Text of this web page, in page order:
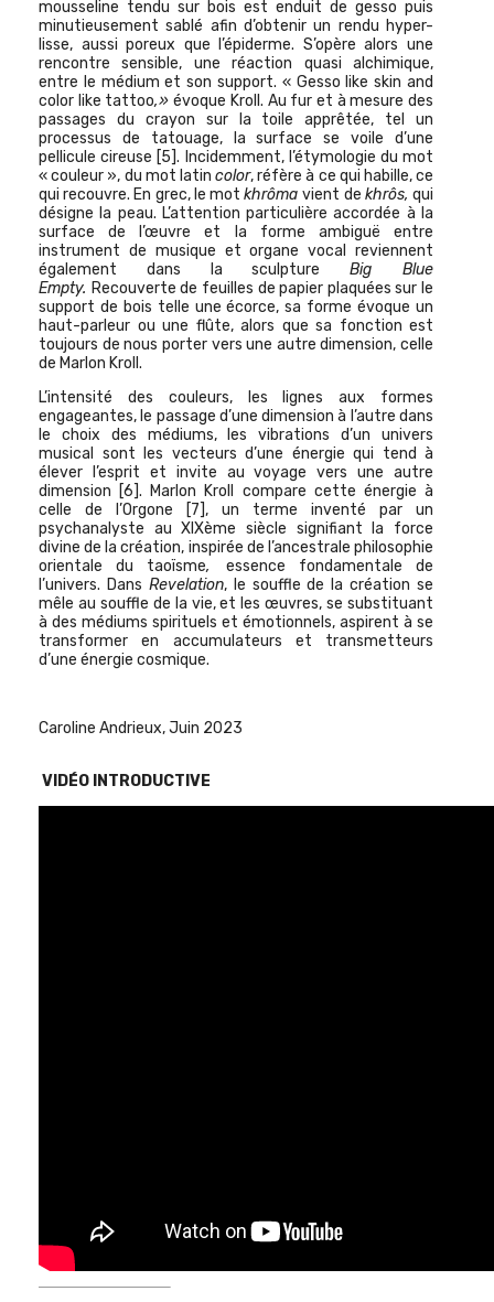
mousseline tendu sur bois est enduit de gesso puis
minutieusement sablé afin d’obtenir un rendu hyper-
lisse, aussi poreux que l’épiderme. S’opère alors une
rencontre sensible, une réaction quasi alchimique,
entre le médium et son support. « Gesso like skin and
color like tattoo,» évoque Kroll. Au fur et à mesure des
passages du crayon sur la toile apprêtée, tel un
processus de tatouage, la surface se voile d’une
pellicule cireuse [5]. Incidemment, l’étymologie du mot
« couleur », du mot latin color, réfère à ce qui habille, ce
qui recouvre. En grec, le motkhrômavient de khrôs, qui
désigne la peau. L’attention particulière accordée à la
surface de l’œuvre et la forme ambiguë entre
instrument de musique et organe vocal reviennent
également dans la sculptureBig Blue
Empty. Recouverte de feuilles de papier plaquées sur le
support de bois telle une écorce, sa forme évoque un
haut-parleur ou une flûte, alors que sa fonction est
toujours de nous porter vers une autre dimension, celle
de Marlon Kroll.
L’intensité des couleurs, les lignes aux formes
engageantes, le passage d’une dimension à l’autre dans
le choix des médiums, les vibrations d’un univers
musical sont les vecteurs d’une énergie qui tend à
élever l’esprit et invite au voyage vers une autre
dimension [6]. Marlon Kroll compare cette énergie à
celle de l’Orgone
[7], un terme inventé par un
psychanalyste au XIXème siècle signifiant la force
divine de la création, inspirée de l’ancestrale philosophie
orientale du taoïsme, essence fondamentale de
l’univers. Dans Revelation, le souffle de la création se
mêle au souffle de la vie, et les œuvres, se substituant
à des médiums spirituels et émotionnels, aspirent à se
transformer en accumulateurs et transmetteurs
d’une énergie cosmique.
Caroline Andrieux, Juin 2023
VIDÉO INTRODUCTIVE